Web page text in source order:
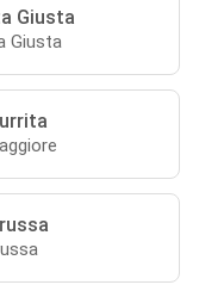
Giusta
Giusta